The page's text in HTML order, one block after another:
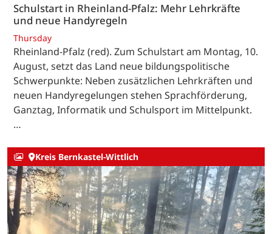
Schulstart in Rheinland-Pfalz: Mehr Lehrkräfte
und neue Handyregeln
Thursday
Rheinland-Pfalz (red). Zum Schulstart am Montag, 10.
August, setzt das Land neue bildungspolitische
Schwerpunkte: Neben zusätzlichen Lehrkräften und
neuen Handyregelungen stehen Sprachförderung,
Ganztag, Informatik und Schulsport im Mittelpunkt.
…
Kreis Bernkastel-Wittlich